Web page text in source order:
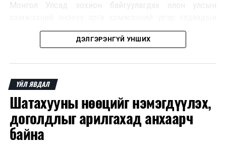
Монгол Улсад зохион байгуулагдах олон улсын
зочид, төлөөлөгчдөд аюулгүй, шуурхай, соёлтой,
мэргэжлийн түвшинд тээврийн үйлчилгээ үзүүлэх
зохион байгуулалтын онцлог, зочид, төлөөлөгчдийн
ангилал, үйлчилгээний стандарт, жолооч нарын үүрэг
хариуцлага, сахилга бат, үйлчилгээний соёл, ёс зүй,
мэргэжлийн харилцааны талаар нэгдсэн мэдээлэл
өгчээ.
ДЭЛГЭРЭНГҮЙ УНШИХ
ҮЙЛ ЯВДАЛ
Шатахууны нөөцийг нэмэгдүүлэх,
доголдлыг арилгахад анхаарч
байна